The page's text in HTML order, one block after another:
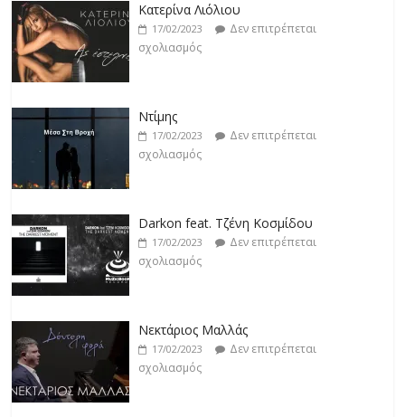
Κατερίνα Λιόλιου
17/02/2023
Δεν επιτρέπεται
σχολιασμός
Ντίμης
17/02/2023
Δεν επιτρέπεται
σχολιασμός
Darkon feat. Τζένη Κοσμίδου
17/02/2023
Δεν επιτρέπεται
σχολιασμός
Νεκτάριος Μαλλάς
17/02/2023
Δεν επιτρέπεται
σχολιασμός